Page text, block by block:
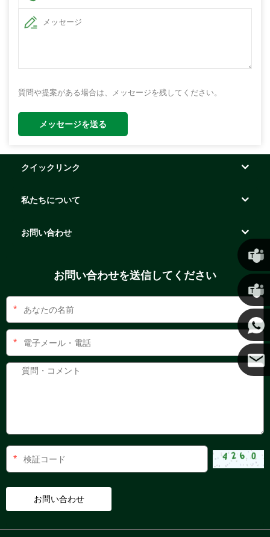
質問や提案がある場合は、メッセージを残してください。
メッセージを送る
クイックリンク
私たちについて
お問い合わせ
お問い合わせを送信してください
*
*
*
クリス
ケニー